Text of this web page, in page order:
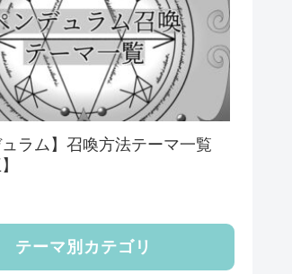
ュラム】召喚方法テーマ一覧
テーマ別カテゴリ